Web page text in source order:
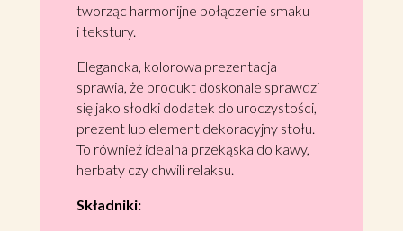
tworząc harmonijne połączenie smaku
i tekstury.
Elegancka, kolorowa prezentacja
sprawia, że produkt doskonale sprawdzi
się jako słodki dodatek do uroczystości,
prezent lub element dekoracyjny stołu.
To również idealna przekąska do kawy,
herbaty czy chwili relaksu.
Składniki: